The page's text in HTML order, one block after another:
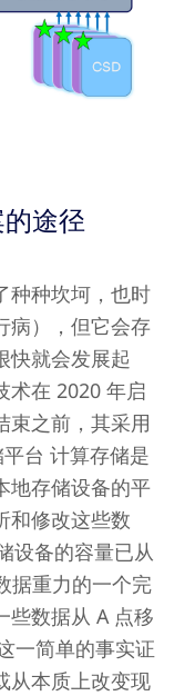
途径
种种坎坷，也时
病），但它会存
快就会发展起
术在 2020 年启
束之前，其采用
台 计算存储是
地存储设备的平
和修改这些数
设备的容量已从
据重力的一个完
些数据从 A 点移
一简单的事实证
从本质上改变现